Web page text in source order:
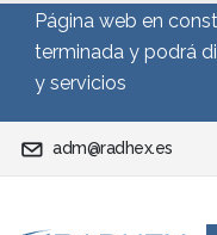
Página web en
terminada y podrá
y servicios
adm@radhex.es